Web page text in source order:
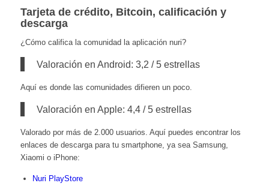
Tarjeta de crédito, Bitcoin, calificación y
descarga
¿Cómo califica la comunidad la aplicación nuri?
Valoración en Android: 3,2 / 5 estrellas
Aquí es donde las comunidades difieren un poco.
Valoración en Apple: 4,4 / 5 estrellas
Valorado por más de 2.000 usuarios. Aquí puedes encontrar los
enlaces de descarga para tu smartphone, ya sea Samsung,
Xiaomi o iPhone:
Nuri PlayStore